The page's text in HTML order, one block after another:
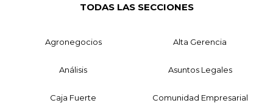
TODAS LAS SECCIONES
Agronegocios Alta Gerencia
Análisis Asuntos Legales
Caja Fuerte Comunidad Empresarial